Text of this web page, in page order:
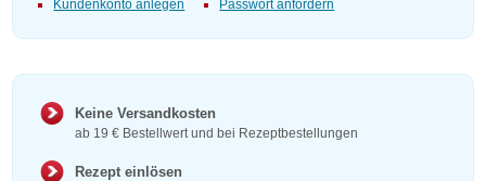
Kundenkonto anlegen Passwort anfordern
Keine Versandkosten
ab 19 € Bestellwert und bei Rezeptbestellungen
Rezept einlösen